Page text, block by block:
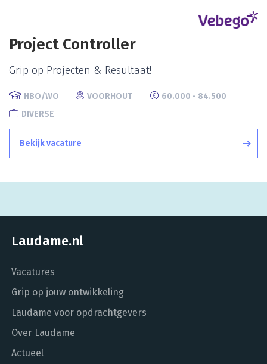
Project Controller
Grip op Projecten & Resultaat!
HBO/WO VOORHOUT
60.000 - 84.500
DIVERSE
Bekijk vacature
Laudame.nl
Vacatures
Grip op jouw ontwikkeling
Laudame voor opdrachtgevers
Over Laudame
Actueel